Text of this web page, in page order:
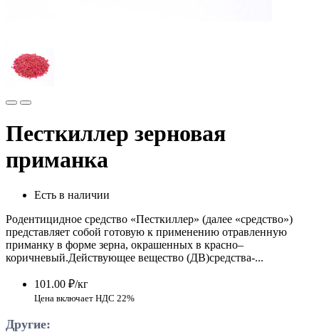
Песткиллер зерновая
приманка
Есть в наличии
Родентицидное средство «Песткиллер» (далее «средство»)
представляет собой готовую к применению отравленную
приманку в форме зерна, окрашенных в красно–
коричневый.Действующее вещество (ДВ)средства-...
101.00 ₽/кг
Цена включает НДС 22%
Другие: